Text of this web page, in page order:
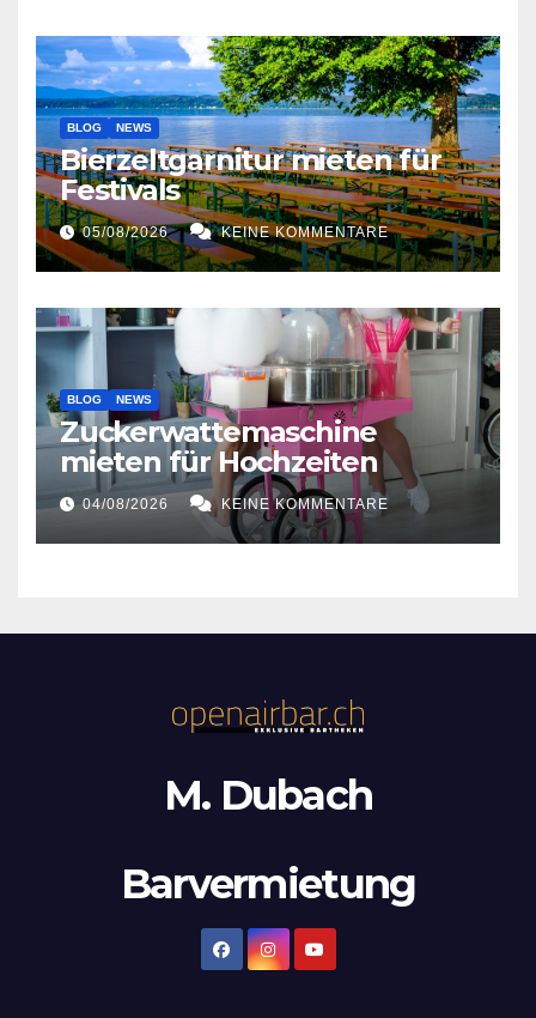
BLOG NEWS
Bierzeltgarnitur mieten für
Festivals
05/08/2026 KEINE KOMMENTARE
BLOG NEWS
Zuckerwattemaschine
mieten für Hochzeiten
04/08/2026 KEINE KOMMENTARE
M. Dubach
Barvermietung